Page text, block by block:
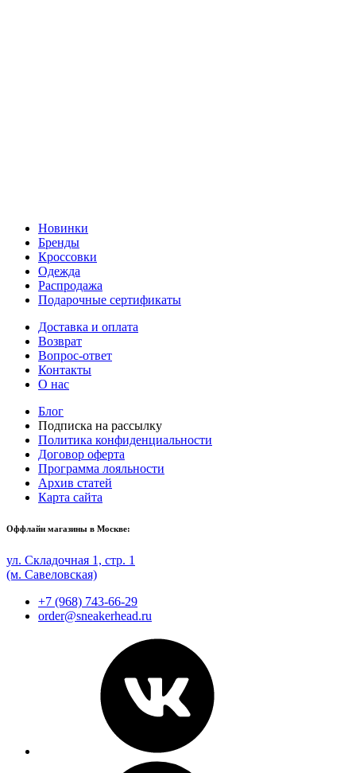
Новинки
Бренды
Кроссовки
Одежда
Распродажа
Подарочные сертификаты
Доставка и оплата
Возврат
Вопрос-ответ
Контакты
О нас
Блог
Подписка на рассылку
Политика конфиденциальности
Договор оферта
Программа лояльности
Архив статей
Карта сайта
Оффлайн магазины в Москве:
ул. Складочная 1, стр. 1
(м. Савеловская)
+7 (968) 743-66-29
order@sneakerhead.ru